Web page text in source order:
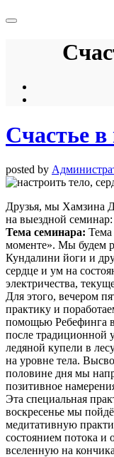
Счастье
posted by
Друзья, мы Хамзина
на выездной семинар:
Тема семинара: Тема
моменте». Мы будем
Кундалини йоги и
сердце и ум на
электричества,
Для этого, вечером
практику и
помощью Ребефинга
после традиционной
ледяной купели в
на уровне тела.
половине дня мы
позитивное
Эта специальная
воскресенье мы
медитативную
состоянием потока и
вселенную на